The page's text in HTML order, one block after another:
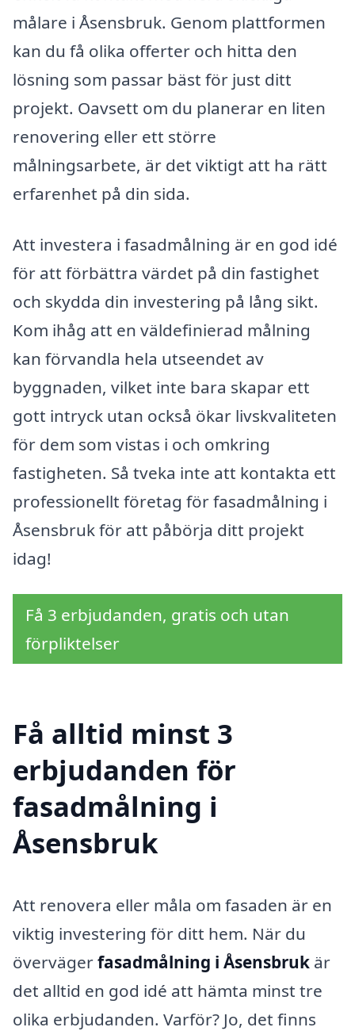
målare i Åsensbruk. Genom plattformen
kan du få olika offerter och hitta den
lösning som passar bäst för just ditt
projekt. Oavsett om du planerar en liten
renovering eller ett större
målningsarbete, är det viktigt att ha rätt
erfarenhet på din sida.
Att investera i fasadmålning är en god idé
för att förbättra värdet på din fastighet
och skydda din investering på lång sikt.
Kom ihåg att en väldefinierad målning
kan förvandla hela utseendet av
byggnaden, vilket inte bara skapar ett
gott intryck utan också ökar livskvaliteten
för dem som vistas i och omkring
fastigheten. Så tveka inte att kontakta ett
professionellt företag för fasadmålning i
Åsensbruk för att påbörja ditt projekt
idag!
Få 3 erbjudanden, gratis och utan
förpliktelser
Få alltid minst 3
erbjudanden för
fasadmålning i
Åsensbruk
Att renovera eller måla om fasaden är en
viktig investering för ditt hem. När du
övervägerfasadmålning i Åsensbruk är
det alltid en god idé att hämta minst tre
olika erbjudanden. Varför? Jo, det finns